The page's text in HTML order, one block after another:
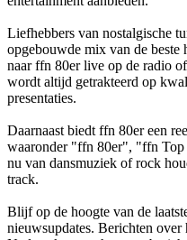
Liefhebbers van nostalgische
opgebouwde mix van de
naar ffn 80er live op de radio
wordt altijd getrakteerd op
presentaties.
Daarnaast biedt ffn 80er een
waaronder "ffn 80er", "ffn
nu van dansmuziek of rock
track.
Blijf op de hoogte van de
nieuwsupdates. Berichten